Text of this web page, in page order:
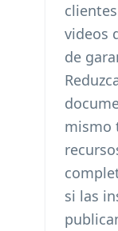
videos
de
mismo
si las